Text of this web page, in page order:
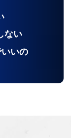
ない
いの